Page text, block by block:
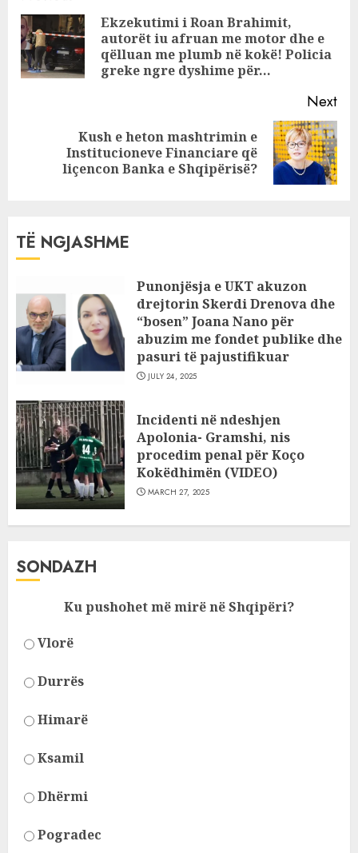
qëlluan me plumb
në kokë! Policia
greke ngre
dyshime për…
ReadingEkzekutimi i Roan Brahimit,
autorët iu afruan me motor dhe e
qëlluan me plumb në kokë! Policia
greke ngre dyshime për…
Next
Kush e heton mashtrimin e
Institucioneve Financiare që
liçencon Banka e Shqipërisë?
TË NGJASHME
Punonjësja e UKT akuzon
drejtorin Skerdi Drenova dhe
“bosen” Joana Nano për
abuzim me fondet publike dhe
pasuri të pajustifikuar
JULY 24, 2025
Incidenti në ndeshjen
Apolonia- Gramshi, nis
procedim penal për Koço
Kokëdhimën (VIDEO)
MARCH 27, 2025
SONDAZH
Ku pushohet më mirë në Shqipëri?
Vlorë
Durrës
Himarë
Ksamil
Dhërmi
Pogradec